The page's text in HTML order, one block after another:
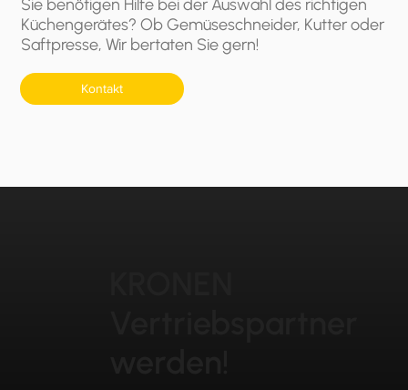
Sie benötigen Hilfe bei der Auswahl des richtigen
Küchengerätes? Ob Gemüseschneider, Kutter oder
Saftpresse, Wir bertaten Sie gern!
Kontakt